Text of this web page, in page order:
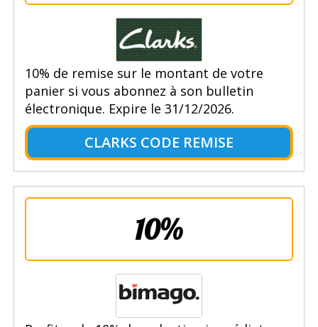
10% de remise sur le montant de votre
panier si vous abonnez à son bulletin
électronique. Expire le 31/12/2026.
CLARKS CODE REMISE
10%